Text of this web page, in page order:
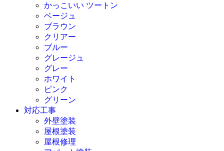
かっこいい ツートン
ベージュ
ブラウン
クリアー
ブルー
グレージュ
グレー
ホワイト
ピンク
グリーン
対応工事
外壁塗装
屋根塗装
屋根修理